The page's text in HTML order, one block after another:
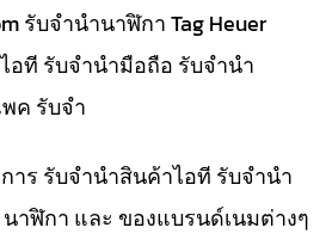
รับจำนำนาฬิกา Tag Heuer
อที รับจำนำมือถือ รับจำนำ
ค รับจำ
าร รับจำนำสินค้าไอที รับจำนำ
าฬิกา และ ของแบรนด์เนมต่างๆ